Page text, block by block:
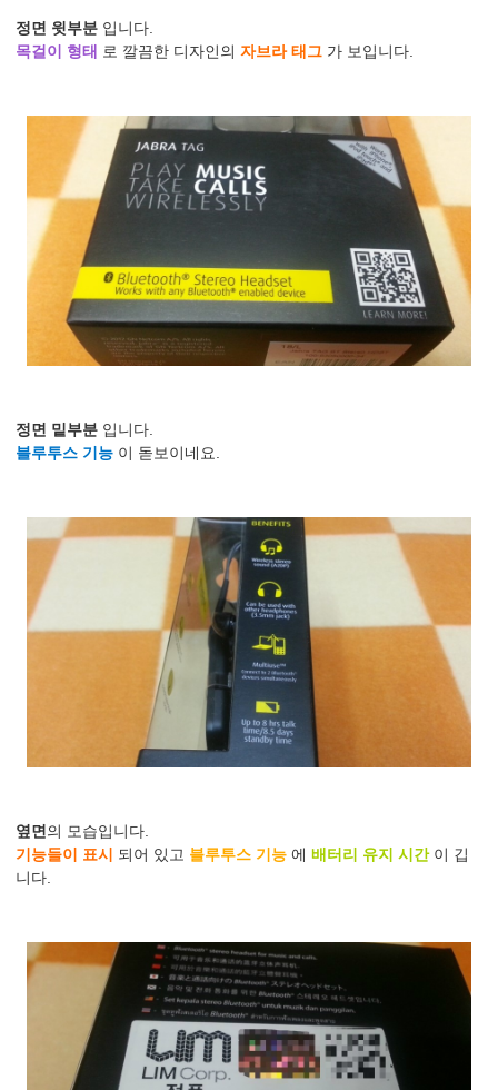
정면 윗부분 입니다.
목걸이 형태 로 깔끔한 디자인의 자브라 태그 가 보입니다.
정면 밑부분 입니다.
블루투스 기능 이 돋보이네요.
옆면 의 모습입니다.
기능들이 표시
되어 있고 블루투스 기능 에 배터리 유지 시간이 깁
니다.